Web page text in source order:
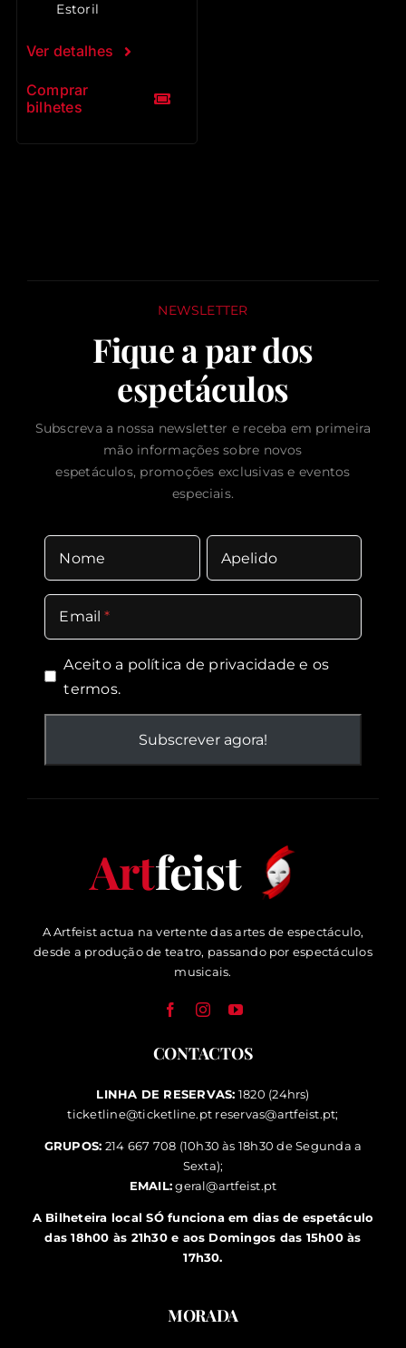
Estoril
Ver detalhes
Comprar
bilhetes
NEWSLETTER
Fique a par dos
espetáculos
Subscreva a nossa newsletter e receba em primeira
mão informações sobre novos
espetáculos, promoções exclusivas e eventos
especiais.
Nome Apelido
Email
Aceito a política de privacidade e os
termos.
Artfeist
A Artfeist actua na vertente das artes de espectáculo,
desde a produção de teatro, passando por espectáculos
musicais.
CONTACTOS
LINHA DE RESERVAS: 1820 (24hrs)
ticketline@ticketline.pt reservas@artfeist.pt;
GRUPOS: 214 667 708 (10h30 às 18h30 de Segunda a
Sexta);
EMAIL: geral@artfeist.pt
A Bilheteira local SÓ funciona em dias de espetáculo
das 18h00 às 21h30 e aos Domingos das 15h00 às
17h30.
MORADA